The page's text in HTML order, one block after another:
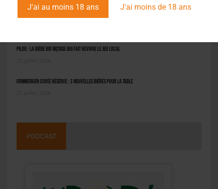
J'ai au moins 18 ans J'ai moins de 18 ans
Molson Coors : bénéfice en net repli au deuxième trimestre
Pilou : la bière bio niçoise qui fait revivre le jeu local
Grimbergen Cuvée Réserve : 3 nouvelles bières pour la table
PODCAST